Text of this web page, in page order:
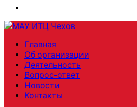
Главная
Об организации
Деятельность
Вопрос-ответ
Новости
Контакты